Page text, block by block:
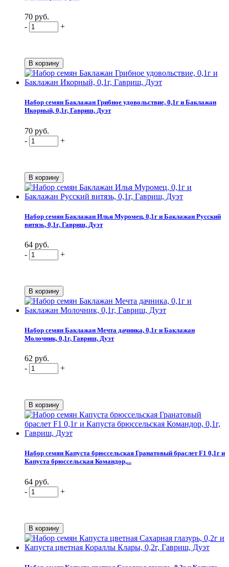
70 руб.
-
+
Набор семян Баклажан Грибное удовольствие, 0,1г и Баклажан
Икорный, 0,1г, Гавриш, Дуэт
70 руб.
-
+
Набор семян Баклажан Илья Муромец, 0,1г и Баклажан Русский
витязь, 0,1г, Гавриш, Дуэт
64 руб.
-
+
Набор семян Баклажан Мечта дачника, 0,1г и Баклажан
Молочник, 0,1г, Гавриш, Дуэт
62 руб.
-
+
Набор семян Капуста брюссельская Гранатовый браслет F1 0,1г и
Капуста брюссельская Командор,...
64 руб.
-
+